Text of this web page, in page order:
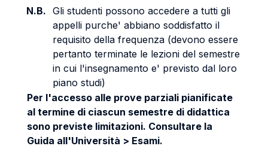
N.B. Gli studenti possono accedere a tutti gli
appelli purche' abbiano soddisfatto il
requisito della frequenza (devono essere
pertanto terminate le lezioni del semestre
in cui l'insegnamento e' previsto dal loro
piano studi)
Per l'accesso alle prove parziali pianificate
al termine di ciascun semestre di didattica
sono previste limitazioni. Consultare la
Guida all'Università > Esami.